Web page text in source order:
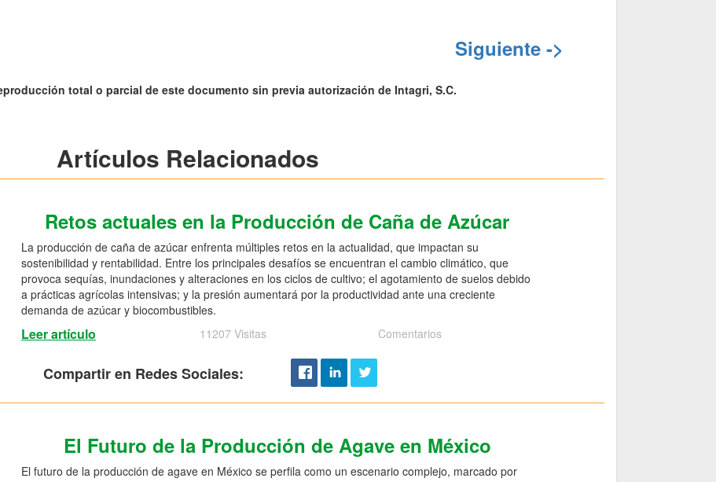
Siguiente ->
total o parcial de este documento sin previa autorización de Intagri, S.C.
Artículos Relacionados
Retos actuales en la Producción de Caña de Azúcar
La producción de caña de azúcar enfrenta múltiples retos en la actualidad, que impactan su
sostenibilidad y rentabilidad. Entre los principales desafíos se encuentran el cambio climático, que
provoca sequías, inundaciones y alteraciones en los ciclos de cultivo; el agotamiento de suelos debido
a prácticas agrícolas intensivas; y la presión aumentará por la productividad ante una creciente
demanda de azúcar y biocombustibles.
Leer artículo 11207 Visitas Comentarios
Compartir en Redes Sociales:
El Futuro de la Producción de Agave en México
El futuro de la producción de agave en México se perfila como un escenario complejo, marcado por